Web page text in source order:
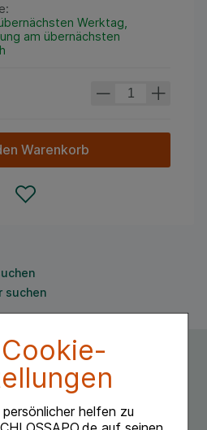
helfen zu
:
Werktag,
am übernächsten
Warenkorb
suchen
ist registriert beim